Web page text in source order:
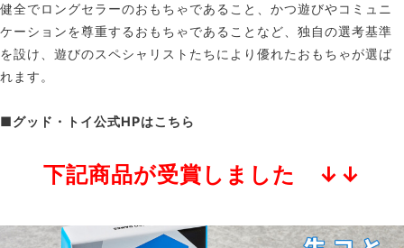
健全でロングセラーのおもちゃであること、かつ遊びやコミュニ
ケーションを尊重するおもちゃであることなど、独自の選考基準
を設け、遊びのスペシャリストたちにより優れたおもちゃが選ば
れます。
■グッド・トイ公式HPはこちら
下記商品が受賞しました ↓↓